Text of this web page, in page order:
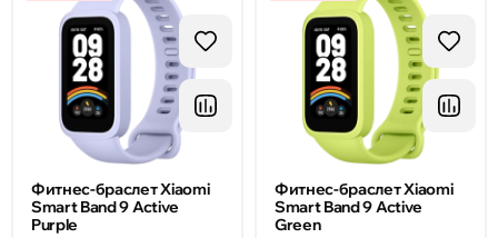
Фитнес-браслет Xiaomi
Smart Band 9 Active
Purple
Фитнес-браслет Xiaomi
Smart Band 9 Active
Green